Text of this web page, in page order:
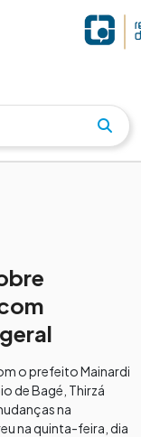
o prefeito Mainardi
de Bagé, Thirzá
na
na quinta-feira, dia